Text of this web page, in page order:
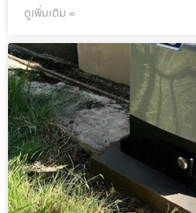
ดูเพิ่มเติม »